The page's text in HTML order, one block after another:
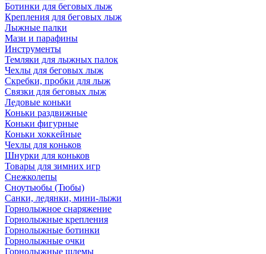
Ботинки для беговых лыж
Крепления для беговых лыж
Лыжные палки
Мази и парафины
Инструменты
Темляки для лыжных палок
Чехлы для беговых лыж
Скребки, пробки для лыж
Связки для беговых лыж
Ледовые коньки
Коньки раздвижные
Коньки фигурные
Коньки хоккейные
Чехлы для коньков
Шнурки для коньков
Товары для зимних игр
Снежколепы
Сноутьюбы (Тюбы)
Санки, ледянки, мини-лыжи
Горнолыжное снаряжение
Горнолыжные крепления
Горнолыжные ботинки
Горнолыжные очки
Горнолыжные шлемы